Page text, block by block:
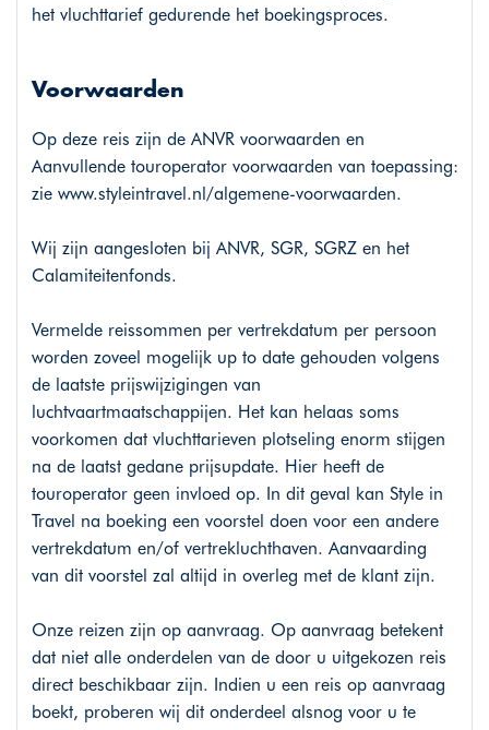
het vluchttarief gedurende het boekingsproces.
Voorwaarden
Op deze reis zijn de ANVR voorwaarden en
Aanvullende touroperator voorwaarden van toepassing:
zie www.styleintravel.nl/algemene-voorwaarden.
Wij zijn aangesloten bij ANVR, SGR, SGRZ en het
Calamiteitenfonds.
Vermelde reissommen per vertrekdatum per persoon
worden zoveel mogelijk up to date gehouden volgens
de laatste prijswijzigingen van
luchtvaartmaatschappijen. Het kan helaas soms
voorkomen dat vluchttarieven plotseling enorm stijgen
na de laatst gedane prijsupdate. Hier heeft de
touroperator geen invloed op. In dit geval kan Style in
Travel na boeking een voorstel doen voor een andere
vertrekdatum en/of vertrekluchthaven. Aanvaarding
van dit voorstel zal altijd in overleg met de klant zijn.
Onze reizen zijn op aanvraag. Op aanvraag betekent
dat niet alle onderdelen van de door u uitgekozen reis
direct beschikbaar zijn. Indien u een reis op aanvraag
boekt, proberen wij dit onderdeel alsnog voor u te